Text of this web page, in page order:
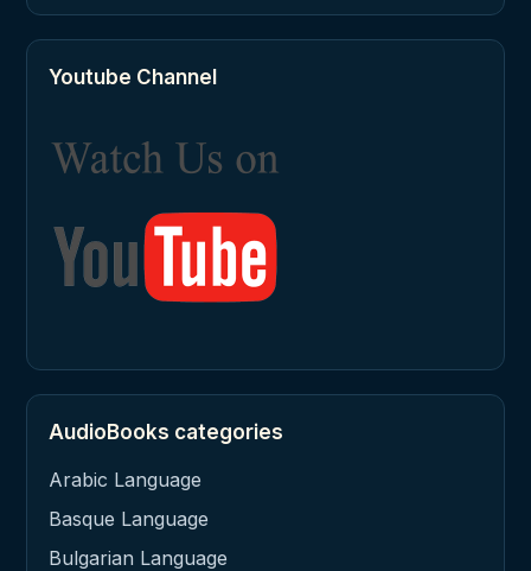
Youtube Channel
AudioBooks categories
Arabic Language
Basque Language
Bulgarian Language